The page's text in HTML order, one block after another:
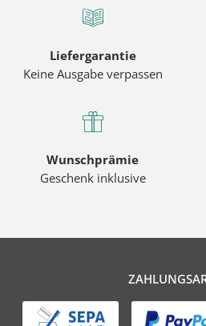
Liefergarantie
Keine Ausgabe verpassen
Wunschprämie
Geschenk inklusive